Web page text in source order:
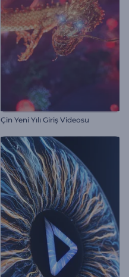
Çin Yeni Yılı Giriş Videosu